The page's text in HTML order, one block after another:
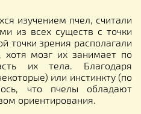
изучением пчел, считали
из всех существ с точки
точки зрения располагали
хотя мозг их занимает по
их тела. Благодаря
или инстинкту (по
что пчелы обладают
ориентирования.